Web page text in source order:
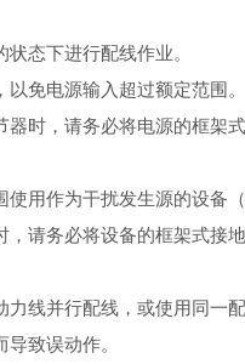
态下进行配线作业。
免电源输入超过额定范围。
器时，请务必将电源的框架
使用作为干扰发生源的设备
，请务必将设备的框架式接
力线并行配线，或使用同一配
致误动作。